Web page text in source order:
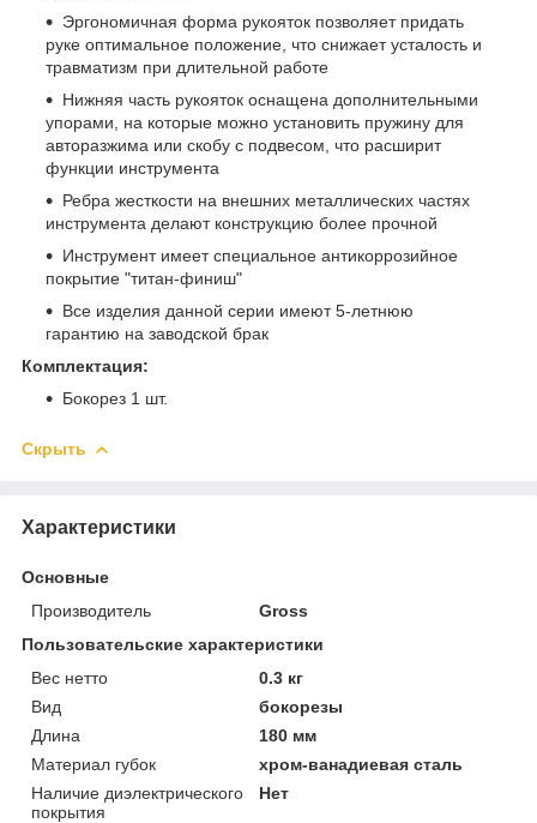
Эргономичная форма рукояток позволяет придать
руке оптимальное положение, что снижает усталость и
травматизм при длительной работе
Нижняя часть рукояток оснащена дополнительными
упорами, на которые можно установить пружину для
авторазжима или скобу с подвесом, что расширит
функции инструмента
Ребра жесткости на внешних металлических частях
инструмента делают конструкцию более прочной
Инструмент имеет специальное антикоррозийное
покрытие "титан-финиш"
Все изделия данной серии имеют 5-летнюю
гарантию на заводской брак
Комплектация:
Бокорез 1 шт.
Скрыть
Характеристики
Основные
Производитель
Gross
Пользовательские характеристики
Вес нетто
0.3 кг
Вид
бокорезы
Длина
180 мм
Материал губок
хром-ванадиевая сталь
Наличие диэлектрического
покрытия
Нет